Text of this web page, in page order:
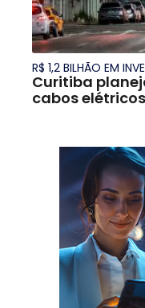
R$ 1,2 BILHÃO EM
Curitiba
cabos